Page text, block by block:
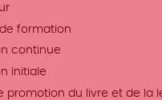
formation
continue
initiale
promotion du livre et de la